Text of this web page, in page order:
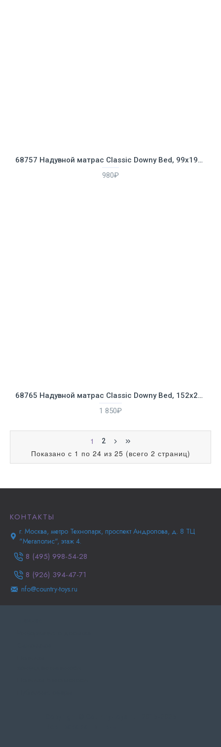
68757 Надувной матрас Classic Downy Bed, 99х191х22см
980₽
68765 Надувной матрас Classic Downy Bed, 152х203х22см с подушками и насосом
1 850₽
1 2
Показано с 1 по 24 из 25 (всего 2 страниц)
КОНТАКТЫ
г. Москва, метро Технопарк, проспект Андропова, д. 8 ТЦ
"Мегаполис", этаж 4.
8 (495) 998-54-28
8 (926) 394-47-71
nfo@country-toys.ru